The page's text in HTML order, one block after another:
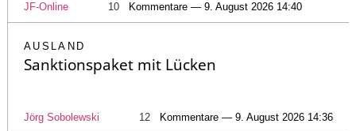
JF-Online 10 Kommentare — 9. August 2026 14:40
AUSLAND
Sanktionspaket mit Lücken
Jörg Sobolewski 12 Kommentare — 9. August 2026 14:36